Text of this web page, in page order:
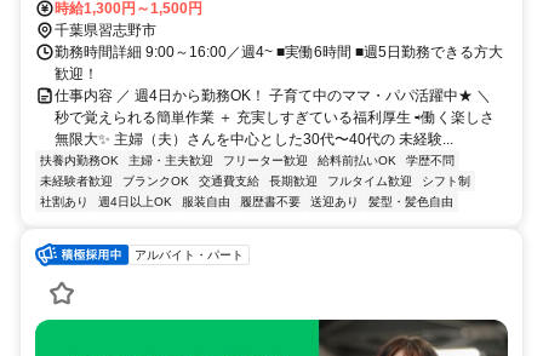
行中
時給1,300円～1,500円
千葉県習志野市
勤務時間詳細 9:00～16:00／週4~ ■実働6時間 ■週5日勤務できる方大
歓迎！
仕事内容 ／ 週4日から勤務OK！ 子育て中のママ・パパ活躍中★ ＼
秒で覚えられる簡単作業 ＋ 充実しすぎている福利厚生 ⇨働く楽しさ
無限大✨️ 主婦（夫）さんを中心とした30代〜40代の 未経験...
扶養内勤務OK 主婦・主夫歓迎 フリーター歓迎 給料前払いOK
学歴不問
未経験者歓迎
ブランクOK 交通費支給 長期歓迎 フルタイム歓迎
シフト制
社割あり
週4日以上OK 服装自由 履歴書不要 送迎あり 髪型・髪色自由
アルバイト・パート